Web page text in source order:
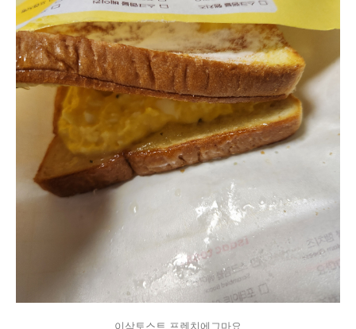
이삭토스트 프렌치에그마요